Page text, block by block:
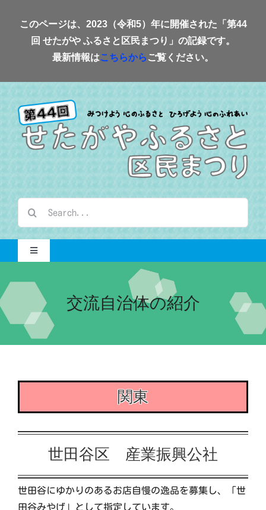
このページは、2023（令和5）年に開催された「第44
回 せたがや ふるさと区民まつり」の記録です。
最新情報はこちらから ご覧ください。
…
Toggle
Navigation
Home-2023-
イベント
交流自治体の紹介
実行委員会について
交流自治体の紹介
関東
世田谷区 産業振興公社
世田谷にゆかりのあるお店自慢の逸品を募集し、「世
田谷みやげ」として指定しています。